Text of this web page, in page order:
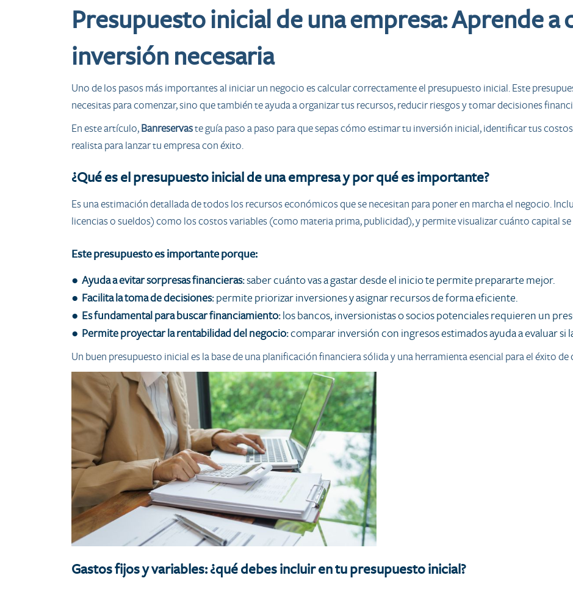
Presupuesto inicial de una empresa: Aprende a
inversión necesaria
Uno de los pasos más importantes al iniciar un negocio es calcular correctamente el presupuesto inicial. Este
necesitas para comenzar, sino que también te ayuda a organizar tus recursos, reducir riesgos y tomar decisiones
En este artículo,Banreservaste guía paso a paso para que sepas cómo estimar tu inversión inicial, identificar tus
realista para lanzar tu empresa con éxito.
¿Qué es el presupuesto inicial de una empresa y por qué es importante?
Es una estimación detallada de todos los recursos económicos que se necesitan para poner en marcha el negocio.
licencias o sueldos) como los costos variables (como materia prima, publicidad), y permite visualizar cuánto capital se
Este presupuesto es importante porque:
● Ayuda a evitar sorpresas financieras:saber cuánto vas a gastar desde el inicio te permite prepararte mejor.
● Facilita la toma de decisiones:permite priorizar inversiones y asignar recursos de forma eficiente.
● Es fundamental para buscar financiamiento:los bancos, inversionistas o socios potenciales requieren un
● Permite proyectar la rentabilidad del negocio:comparar inversión con ingresos estimados ayuda a evaluar si
Un buen presupuesto inicial es la base de una planificación financiera sólida y una herramienta esencial para el éxito
Gastos fijos y variables: ¿qué debes incluir en tu presupuesto inicial?